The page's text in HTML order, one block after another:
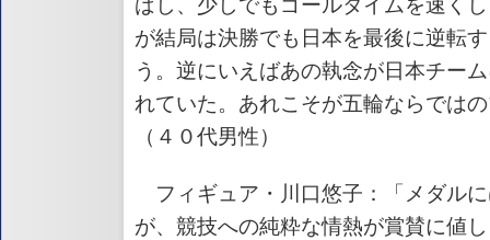
ばし、少しでもゴールタイムを速く
が結局は決勝でも日本を最後に逆転
う。逆にいえばあの執念が日本チー
れていた。あれこそが五輪ならでは
（４０代男性）
フィギュア・川口悠子：「メダル
が、競技への純粋な情熱が賞賛に値